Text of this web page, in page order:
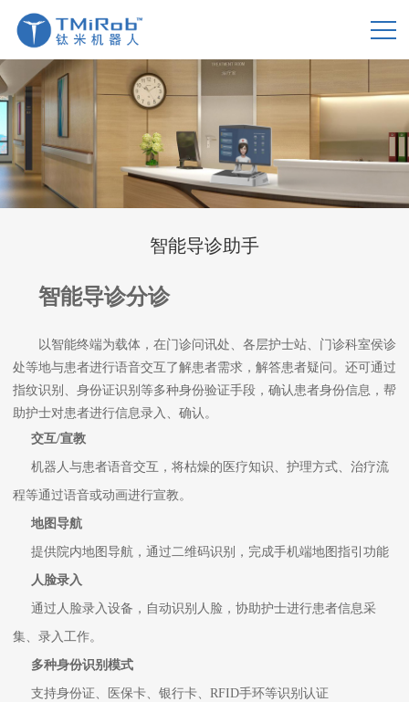
智能导诊助手
智能导诊分诊
以智能终端为载体，在门诊问讯处、各层护士站、门诊科室侯诊
处等地与患者进行语音交互了解患者需求，解答患者疑问。还可通过
指纹识别、身份证识别等多种身份验证手段，确认患者身份信息，帮
助护士对患者进行信息录入、确认。
交互/宣教
机器人与患者语音交互，将枯燥的医疗知识、护理方式、治疗流
程等通过语音或动画进行宣教。
地图导航
提供院内地图导航，通过二维码识别，完成手机端地图指引功能
人脸录入
通过人脸录入设备，自动识别人脸，协助护士进行患者信息采
集、录入工作。
多种身份识别模式
支持身份证、医保卡、银行卡、RFID手环等识别认证